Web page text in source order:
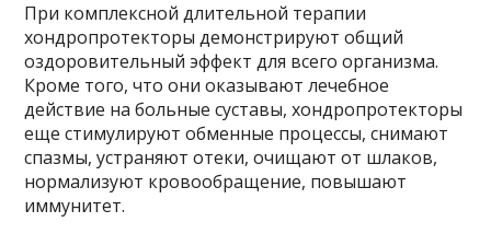
При комплексной длительной терапии
хондропротекторы демонстрируют общий
оздоровительный эффект для всего организма.
Кроме того, что они оказывают лечебное
действие на больные суставы, хондропротекторы
еще стимулируют обменные процессы, снимают
спазмы, устраняют отеки, очищают от шлаков,
нормализуют кровообращение, повышают
иммунитет.